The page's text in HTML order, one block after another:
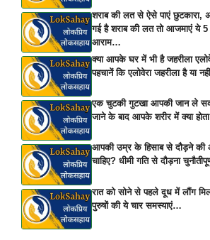
शराब की लत से ऐसे पाएं छुटकारा,
गई है शराब की लत तो आजमाएं ये 5
आराम…
क्या आपके घर में भी है जहरीला
पहचानें कि एलोवेरा जहरीला है या
एक चुटकी गुटखा आपकी जान ले
जाने के बाद आपके शरीर में क्या
आपकी उम्र के हिसाब से दौड़ने की
चाहिए? धीमी गति से दौड़ना
रात को सोने से पहले दूध में लौंग
पुरुषों की ये चार समस्याएं…